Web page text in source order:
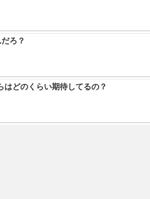
ろ？
はどのくらい期待してるの？